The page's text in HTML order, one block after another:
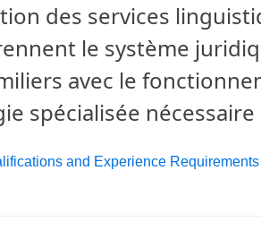
des services
le système
avec le
spécialisée
and Experience